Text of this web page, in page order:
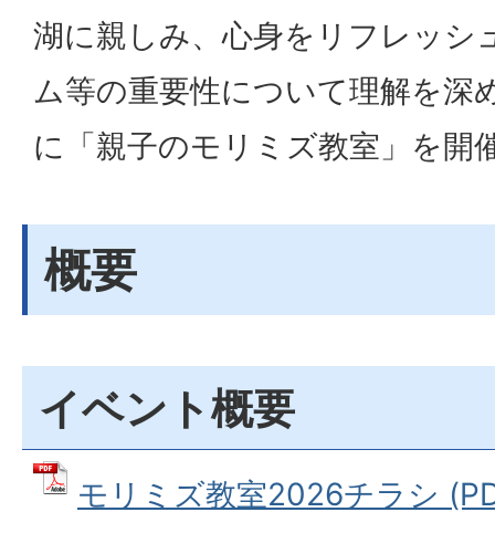
湖に親しみ、心身をリフレッシ
ム等の重要性について理解を深
に「親子のモリミズ教室」を開
概要
イベント概要
モリミズ教室2026チラシ